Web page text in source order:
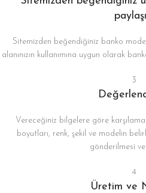
Sitemizden beğendiğiniz banko
alanınızın kullanımına uygun olarak
3
Vereceğiniz bilgelere göre
boyutları, renk, şekil ve modelin
gönderilmesi ve
4
Üretim ve